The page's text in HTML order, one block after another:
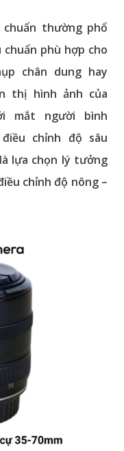
thường phổ
phù hợp cho
chân dung hay
thị hình ảnh của
mắt người bình
chỉnh độ sâu
lựa chọn lý tưởng
chỉnh độ nông –